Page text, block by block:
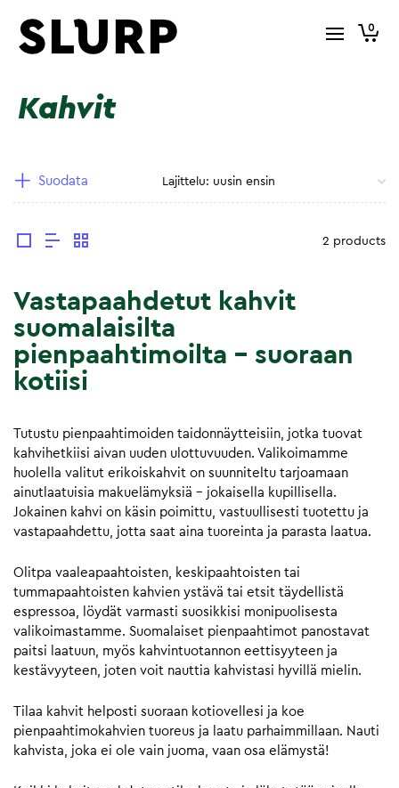
0
Kahvit
Suodata
2 products
Vastapaahdetut kahvit
suomalaisilta
pienpaahtimoilta – suoraan
kotiisi
Tutustu pienpaahtimoiden taidonnäytteisiin, jotka tuovat
kahvihetkiisi aivan uuden ulottuvuuden. Valikoimamme
huolella valitut erikoiskahvit on suunniteltu tarjoamaan
ainutlaatuisia makuelämyksiä – jokaisella kupillisella.
Jokainen kahvi on käsin poimittu, vastuullisesti tuotettu ja
vastapaahdettu, jotta saat aina tuoreinta ja parasta laatua.
Olitpa vaaleapaahtoisten, keskipaahtoisten tai
tummapaahtoisten kahvien ystävä tai etsit täydellistä
espressoa, löydät varmasti suosikkisi monipuolisesta
valikoimastamme. Suomalaiset pienpaahtimot panostavat
paitsi laatuun, myös kahvintuotannon eettisyyteen ja
kestävyyteen, joten voit nauttia kahvistasi hyvillä mielin.
Tilaa kahvit helposti suoraan kotiovellesi ja koe
pienpaahtimokahvien tuoreus ja laatu parhaimmillaan. Nauti
kahvista, joka ei ole vain juoma, vaan osa elämystä!